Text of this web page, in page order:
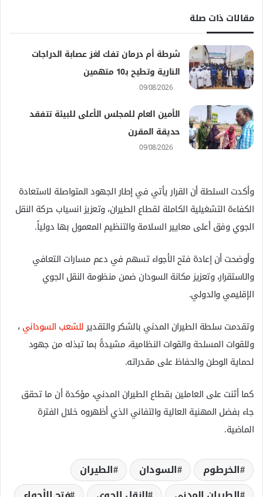
مقالات ذات صلة
شرطة أم درمان تفك لغز عصابة الدراجات
النارية وتطيح بـ10 متهمين
09/08/2026
الأمين العام للمجلس الأعلى للبيئة تتفقد
حديقة المقرن
09/08/2026
وأكدت السلطة أن القرار يأتي في إطار الجهود المتواصلة لاستعادة
الكفاءة التشغيلية الكاملة لقطاع الطيران، وتعزيز انسياب حركة النقل
الجوي وفق أعلى معايير السلامة والتنظيم المعمول بها دولياً.
وأوضحت أن إعادة فتح الأجواء تسهم في دعم مسارات التعافي
والاستقرار، وتعزيز مكانة السودان ضمن منظومة النقل الجوي
الإقليمي والدولي.
وتقدمت سلطة الطيران المدني بالشكر والتقديرللشعب السوداني،
وللقوات المسلحة والقوات النظامية، مشيدةً بما تبذله من جهود
لحماية الوطن والحفاظ على مقدراته.
كما أثنت على العاملين بقطاع الطيران المدني، مؤكدة أن ما تحقق
جاء بفضل المهنية العالية والتفاني الذي أظهروه خلال الفترة
الماضية.
الخرطوم السودان
الطيران